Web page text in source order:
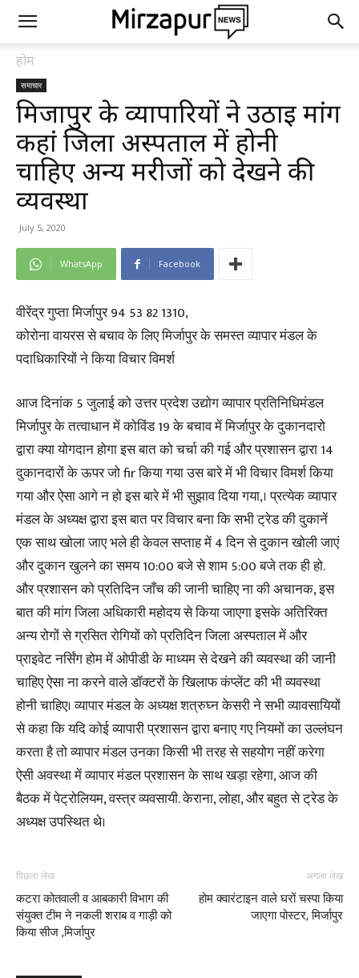
होम
समाचार
मिर्जापुर के व्यापारियों ने उठाई मांग
कहां जिला अस्पताल में होनी
चाहिए अन्य मरीजों को देखने की
व्यवस्था
July 5, 2020
WhatsApp Facebook
वीरेंद्र गुप्ता मिर्जापुर 94 53 82 1310,
कोरोना वायरस से बचाव के लिए मिर्जापुर के समस्त व्यापार मंडल के
पदाधिकारियों ने किया विचार विमर्श
आज दिनांक 5 जुलाई को उत्तर प्रदेश उद्योग व्यापार प्रतिनिधिमंडल
मिर्जापुर के तत्वाधान में कोविंड 19 के बचाव में मिर्जापुर के दुकानदारो
द्वारा क्या योगदान होगा इस बात को चर्चा की गई और प्रशासन द्वारा 14
दुकानदारों के ऊपर जो fir किया गया उस बारे में भी विचार विमर्श किया
गया और ऐसा आगे न हो इस बारे में भी सुझाव दिया गया,। प्रत्येक व्यापार
मंडल के अध्यक्ष द्वारा इस बात पर विचार बना कि सभी ट्रेड की दुकानें
एक साथ खोला जाए भले ही केवल सप्ताह में 4 दिन से दुकान खोली जाएं
और दुकान खुलने का समय 10:00 बजे से शाम 5:00 बजे तक ही हो.
और प्रशासन को प्रतिदिन जाँच की जानी चाहिए ना की अचानक, इस
बात की मांग जिला अधिकारी महोदय से किया जाएगा इसके अतिरिक्त
अन्य रोगों से ग्रसित रोगियों को प्रतिदिन जिला अस्पताल में और
प्राइवेट नर्सिंग होम में ओपीडी के माध्यम से देखने की व्यवस्था की जानी
चाहिए ऐसा ना करने वाले डॉक्टरों के खिलाफ कंप्लेंट की भी व्यवस्था
होनी चाहिए। व्यापार मंडल के अध्यक्ष शत्रुघ्न केसरी ने सभी व्यावसायियों
से कहा कि यदि कोई व्यापारी प्रशासन द्वारा बनाए गए नियमों का उल्लंघन
करता है तो व्यापार मंडल उनका किसी भी तरह से सहयोग नहीं करेगा
ऐसी अवस्था में व्यापार मंडल प्रशासन के साथ खड़ा रहेगा, आज की
बैठक में पेट्रोलियम, वस्त्र व्यवसायी. केराना, लोहा, और बहुत से ट्रेड के
अध्यक्ष उपस्थित थे।
पिछला लेख
कटरा कोतवाली व आबकारी विभाग की
संयुक्त टीम ने नकली शराब व गाड़ी को
किया सीज ,मिर्जापुर
अगला लेख
होम क्वारंटाइन वाले घरों चस्पा किया
जाएगा पोस्टर, मिर्जापुर